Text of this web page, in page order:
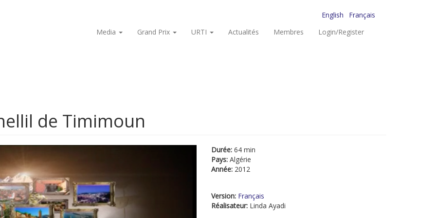
English
Français
Media
Grand Prix URTI Actualités Membres Login/Register
de Timimoun
Durée: 64 min
Pays: Algérie
Année: 2012
Version: Français
Réalisateur: Linda Ayadi